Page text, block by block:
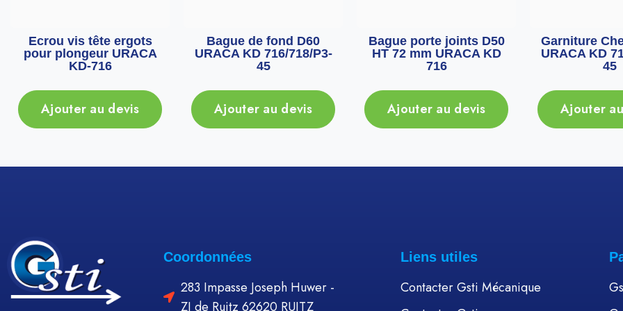
Ecrou vis tête ergots
pour plongeur URACA
KD-716
Ajouter au devis
Bague de fond D60
URACA KD 716/718/P3-
45
Ajouter au devis
Bague porte joints D50
HT 72 mm URACA KD
716
Ajouter au devis
Garniture
URACA KD
45
Ajouter
Coordonnées
283 Impasse Joseph Huwer -
ZI de Ruitz 62620 RUITZ
Liens utiles
Contacter Gsti Mécanique